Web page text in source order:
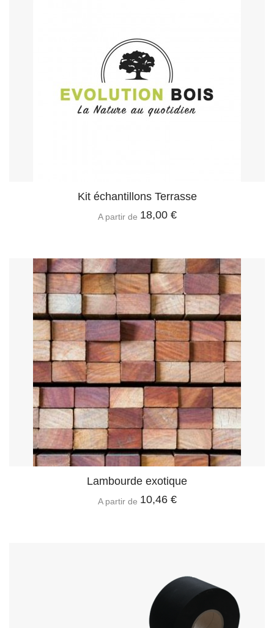
Kit échantillons Terrasse
A partir de 18,00 €
Lambourde exotique
A partir de 10,46 €